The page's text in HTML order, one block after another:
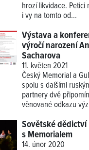
hrozí likvidace.
i vy na tomto od...
Výstava a
výročí narození
Sacharova
11. květen 2021
Český Memorial a
spolu s dalšími
partnery dvě
věnované odkazu
Sovětské dědictví
s Memorialem
14. únor 2020